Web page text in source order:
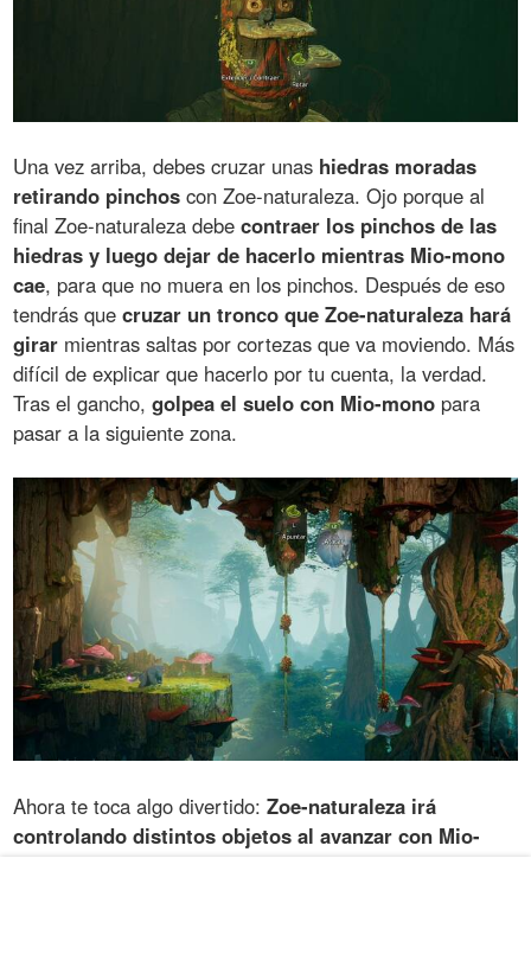
Una vez arriba, debes cruzar unas hiedras moradas
retirando pinchos con Zoe-naturaleza. Ojo porque al
final Zoe-naturaleza debecontraer los pinchos de las
hiedras y luego dejar de hacerlo mientras Mio-mono
cae, para que no muera en los pinchos. Después de eso
tendrás quecruzar un tronco que Zoe-naturaleza hará
girar mientras saltas por cortezas que va moviendo. Más
difícil de explicar que hacerlo por tu cuenta, la verdad.
Tras el gancho,golpea el suelo con Mio-mono para
pasar a la siguiente zona.
Ahora te toca algo divertido:Zoe-naturaleza irá
controlando distintos objetos al avanzar con Mio-